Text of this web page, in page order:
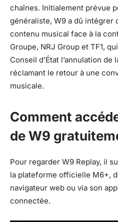
chaînes. Initialement prévue
généraliste, W9 a dû intégrer
contenu musical face à la
Groupe, NRJ Group et TF1,
Conseil d’État l’annulation
réclamant le retour à une
musicale.
Comment
de W9
Pour regarder W9 Replay, il
la plateforme officielle M6+,
navigateur web ou via son
connectée.